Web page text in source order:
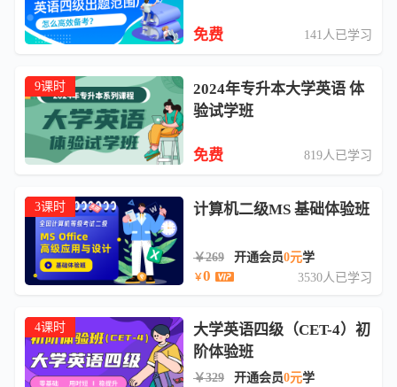
免费 141人已学习
9课时
2024年专升本大学英语 体
验试学班
免费 819人已学习
3课时 计算机二级MS 基础体验班
￥269 开通会员0元学
￥0 3530人已学习
4课时
大学英语四级（CET-4）初
阶体验班
￥329 开通会员0元学